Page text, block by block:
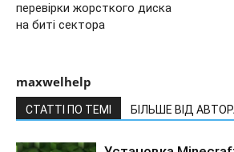
перевірки жорсткого диска
на биті сектора
maxwelhelp
СТАТТІ ПО ТЕМІ БІЛЬШЕ ВІД